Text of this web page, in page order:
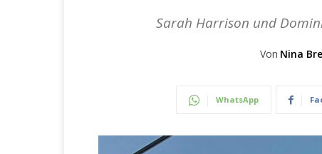
Sarah Harrison und
Von Nina
WhatsApp